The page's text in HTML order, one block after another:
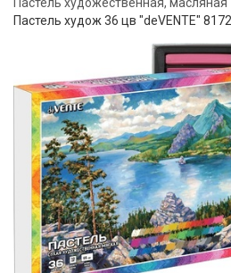
Пастель худож 36 цв "deVENTE"